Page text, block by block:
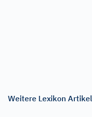
Weitere Lexikon Artikel